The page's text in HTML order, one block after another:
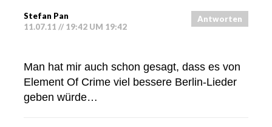
Stefan Pan
11.07.11 // 19:42 UM 19:42
Antworten
Man hat mir auch schon gesagt, dass es von
Element Of Crime viel bessere Berlin-Lieder
geben würde…